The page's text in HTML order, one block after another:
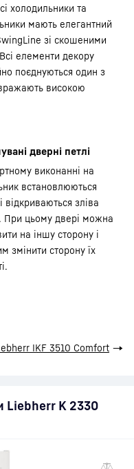
холодильники та
мають елегантний
зі скошеними
елементи декору
поєднуються один з
високою
дверні петлі
виконанні на
встановлюються
відкриваються зліва
При цьому двері можна
на іншу сторону і
змінити сторону їх
IKF 3510 Comfort →
Liebherr K 2330